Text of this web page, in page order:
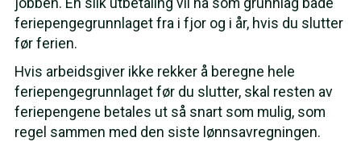
feriepengegrunnlaget fra i fjor og i år, hvis du slutter
før ferien.
Hvis arbeidsgiver ikke rekker å beregne hele
feriepengegrunnlaget før du slutter, skal resten av
feriepengene betales ut så snart som mulig, som
regel sammen med den siste lønnsavregningen.